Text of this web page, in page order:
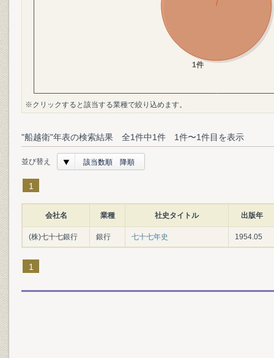
※クリックすると該当する業種で絞り込めます。
"船越衛"年表の検索結果 全1件中1件 1件〜1件目を表示
並び替え 該当数順 降順
1
会社名 業種 社史タイトル 出版年
(株)七十七銀行 銀行 七十七年史 1954.05
1